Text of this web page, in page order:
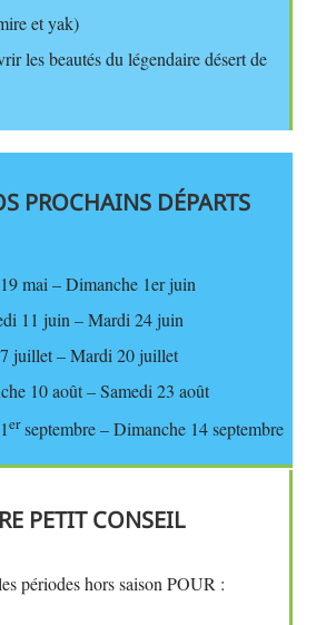
et yak)
les beautés du légendaire désert de
PROCHAINS DÉPARTS
mai – Dimanche 1er juin
11 juin – Mardi 24 juin
juillet – Mardi 20 juillet
10 août – Samedi 23 août
erseptembre – Dimanche 14 septembre
PETIT CONSEIL
périodes hors saison POUR :